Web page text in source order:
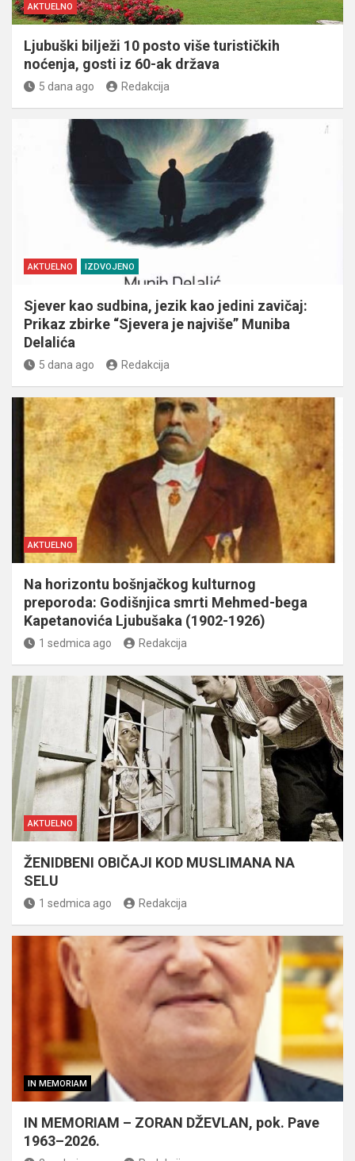
AKTUELNO
Ljubuški bilježi 10 posto više turističkih
noćenja, gosti iz 60-ak država
5 dana ago Redakcija
AKTUELNO IZDVOJENO
Sjever kao sudbina, jezik kao jedini zavičaj:
Prikaz zbirke “Sjevera je najviše” Muniba
Delalića
5 dana ago Redakcija
AKTUELNO
Na horizontu bošnjačkog kulturnog
preporoda: Godišnjica smrti Mehmed-bega
Kapetanovića Ljubušaka (1902-1926)
1 sedmica ago Redakcija
AKTUELNO
ŽENIDBENI OBIČAJI KOD MUSLIMANA NA
SELU
1 sedmica ago Redakcija
IN MEMORIAM
IN MEMORIAM – ZORAN DŽEVLAN, pok. Pave
1963–2026.